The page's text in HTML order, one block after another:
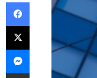
X
Messenger
Share via Email